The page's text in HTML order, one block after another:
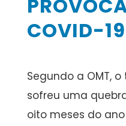
COVID-19
Segundo a OMT,
sofreu uma
oito meses do